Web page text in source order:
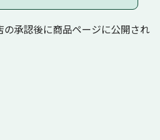
承認後に商品ページに公開され